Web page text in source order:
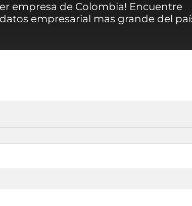
empresa de Colombia! Encuentre
empresarial mas grande del